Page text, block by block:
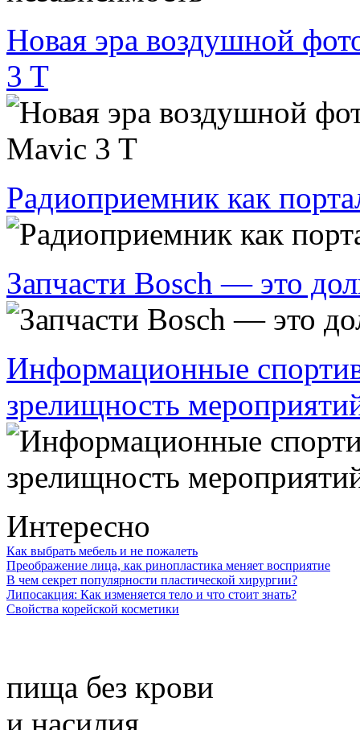
Новая эра воздушной
3 T
Радиоприемник как
Запчасти Bosch — это
Информационные
зрелищность
Интересно
Как выбрать мебель и не пожалеть
Преображение лица, как ринопластика меняет восприятие
В чем секрет популярности пластической хирургии?
Липосакция: Как изменяется тело и что стоит знать?
Свойства корейской косметики
пища без крови
и насилия